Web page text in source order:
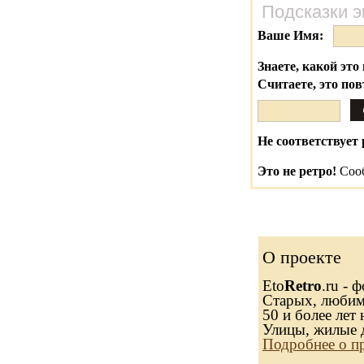
Подсказки
Ваше Имя:
Знаете, какой это
Считаете, это
Не соответствует
Это не ретро!
О проекте
EtoRetro.ru -
Старых,
50 и более лет
Улицы, жилые
Подробнее о